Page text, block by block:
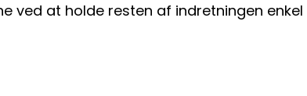
at holde resten af indretningen enkel